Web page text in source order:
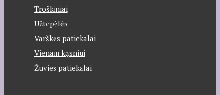
Troškiniai
Užtepėlės
Varškės patiekalai
Vienam kąsniui
Žuvies patiekalai